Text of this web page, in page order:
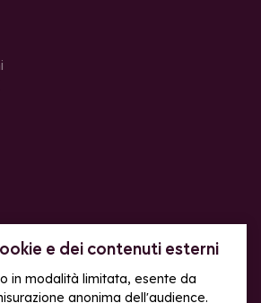
e dei contenuti esterni
in modalità limitata, esente da
anonima dell'audience.
operator